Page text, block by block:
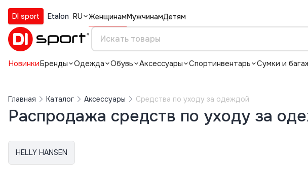
DI sport Etalon RU ЖенщинамМужчинамДетям
НовинкиБренды Одежда Обувь Аксессуары Спортинвентарь Сумки и
Главная Каталог Аксессуары Средства по уходу за одеждой
Распродажа средств по уходу за
HELLY HANSEN